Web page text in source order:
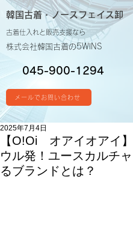
韓国古着・ノースフェイス卸
古着仕入れと販売支援なら
株式会社韓国古着の5WINS
045-900-1294
メールでお問い合わせ
【O!Oi オアイオアイ
ウル発！ユースカルチ
るブランドとは？
2025年7月4日